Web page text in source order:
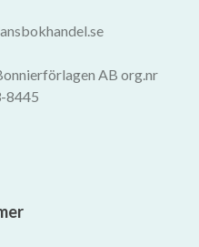
AB org.nr
8445